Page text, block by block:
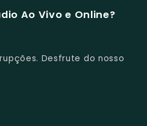
Ao Vivo e Online?
Desfrute do nosso